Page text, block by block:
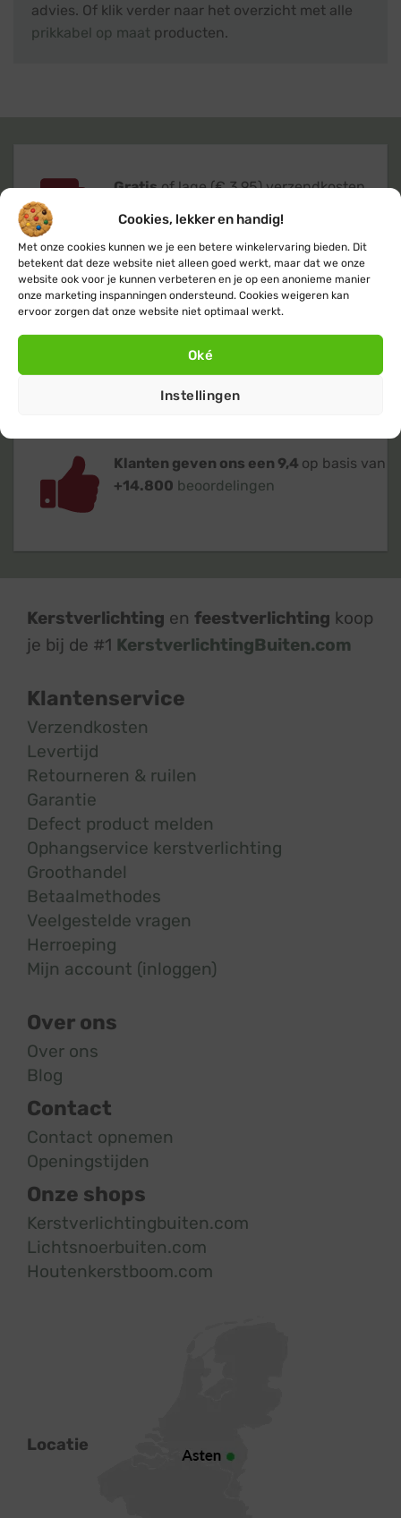
Cookies, lekker en handig!
Met onze cookies kunnen we je een betere winkelervaring bieden. Dit
betekent dat deze website niet alleen goed werkt, maar dat we onze
website ook voor je kunnen verbeteren en je op een anonieme manier
onze marketing inspanningen ondersteund. Cookies weigeren kan
ervoor zorgen dat onze website niet optimaal werkt.
Oké
Instellingen
advies. Of klik verder naar het overzicht met alle
prikkabel op maat producten.
Gratisof lage (€ 3,95) verzendkosten
Verzendingbinnen 24 uur
Klanten geven ons een 9,4 op basis van
+14.800 beoordelingen
Kerstverlichting en feestverlichting koop
je bij de #1 KerstverlichtingBuiten.com
Klantenservice
Verzendkosten
Levertijd
Retourneren & ruilen
Garantie
Defect product melden
Ophangservice kerstverlichting
Groothandel
Betaalmethodes
Veelgestelde vragen
Herroeping
Mijn account (inloggen)
Over ons
Over ons
Blog
Contact
Contact opnemen
Openingstijden
Onze shops
Kerstverlichtingbuiten.com
Lichtsnoerbuiten.com
Houtenkerstboom.com
Locatie